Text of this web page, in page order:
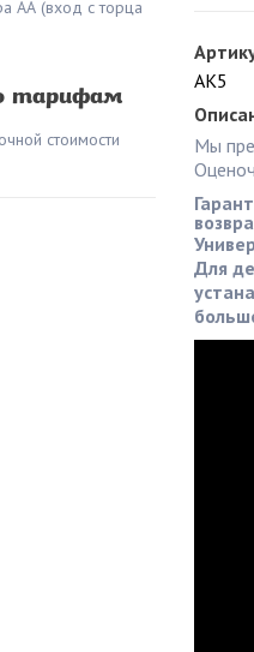
АА (вход с торца
тарифам
стоимости
AK5
Мы
Для